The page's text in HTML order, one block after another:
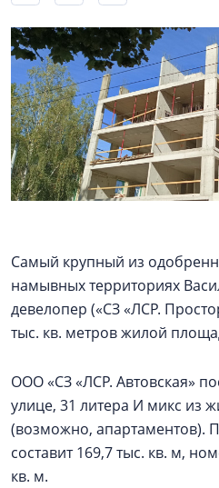
Самый крупный из
намывных территориях
девелопер («СЗ «ЛСР.
тыс. кв. метров жилой
ООО «СЗ «ЛСР. Автовская»
улице, 31 литера И микс из
(возможно, апартаментов).
составит 169,7 тыс. кв. м,
кв. м.